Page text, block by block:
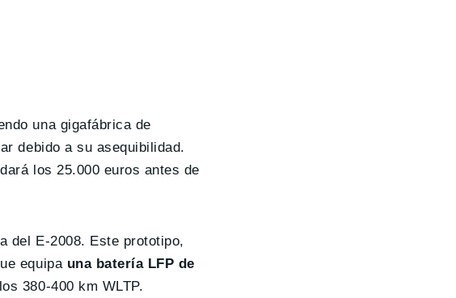
una gigafábrica de
debido a su asequibilidad.
los 25.000 euros antes de
del E-2008. Este prototipo,
equipauna batería LFP de
380-400 km WLTP.